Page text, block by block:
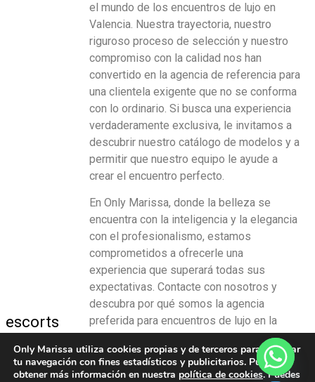
escorts
marissa
el mundo de los encuentros de lujo en
Valencia. Nuestra trayectoria, nuestro
riguroso proceso de selección y nuestro
compromiso con la calidad nos han
convertido en la agencia de referencia para
una clientela exigente que no se conforma
con lo ordinario. Si busca una experiencia
verdaderamente exclusiva, le invitamos a
descubrir nuestro catálogo de modelos y a
permitir que nuestro equipo le ayude a
crear el encuentro perfecto.
En Only Marissa, donde la belleza se
encuentra con la inteligencia y la elegancia
con el profesionalismo, estamos
comprometidos a ofrecerle una
experiencia que superará todas sus
expectativas. Contacte con nosotros y
descubra por qué somos la agencia
preferida para encuentros de lujo en la
Escorts
Only Marissa utiliza cookies propias y de terceros para analizar
tu navegación con fines estadísticos y publicitarios. Puedes
obtener más información en nuestra política de cookies. Puedes